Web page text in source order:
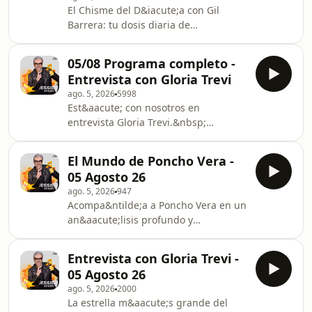
historias que marcan la agenda,
obt&eacute;n la informaci&oacute;n
m&aacute;s relevante con un estilo
&uacute;nico y profesional.See
omnystudio.com/listener for privacy
information.
El Chisme del D&iacute;a con Gil
Barrera: tu dosis diaria de
momentos m&aacute;s jugosos del
mundo del espect&aacute;culo
&mdash; m&uacute;sica, conciertos,
televisi&oacute;n y mucho
m&aacute;s.See
omnystudio.com/listener for privacy
information.
05/08 Programa completo -
Entrevista con Gloria Trevi
ago. 5, 2026 5998
Est&aacute; con nosotros en
entrevista Gloria Trevi.&nbsp;
espect&aacute;culos, Poncho Vera con
los deportes y Daniela Carvallo.
Entrevista con Mariana Ochoa.See
omnystudio.com/listener for privacy
information.
El Mundo de Poncho Vera -
05 Agosto 26
ago. 5, 2026947
Acompa&ntilde;a a Poncho Vera en un
an&aacute;lisis profundo y
importantes del mundo deportivo.
Desde los resultados de
&uacute;ltimo momento hasta las
historias que marcan la agenda,
Entrevista con Gloria Trevi -
05 Agosto 26
ago. 5, 20262000
La estrella m&aacute;s grande del